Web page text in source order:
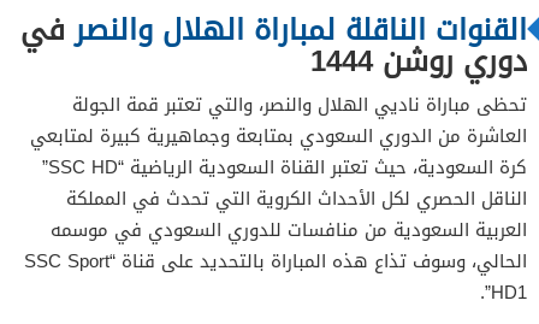
القنوات الناقلة لمباراة الهلال والنصرفي
دوري روشن 1444
تحظى مباراة ناديي الهلال والنصر، والتي تعتبر قمة الجولة
العاشرة من الدوري السعودي بمتابعة وجماهيرية كبيرة لمتابعي
كرة السعودية، حيث تعتبر القناة السعودية الرياضية “SSC HD”
الناقل الحصري لكل الأحداث الكروية التي تحدث في المملكة
العربية السعودية من منافسات للدوري السعودي في موسمه
الحالي، وسوف تذاع هذه المباراة بالتحديد على قناة “SSC Sport
HD1”.